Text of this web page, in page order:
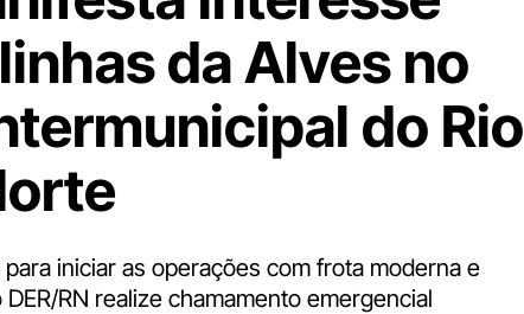
da Alves no
do Rio
iniciar as operações com frota moderna e
RN realize chamamento emergencial